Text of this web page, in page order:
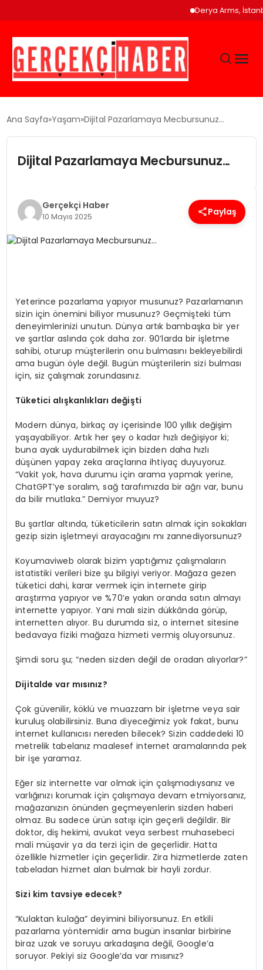
Derya Arms, İstanbul
GÜNCEL
MAGAZIN
TEKNOLOJI
YAŞAM
Ana Sayfa Yaşam Dijital Pazarlamaya Mecbursunuz…
Dijital Pazarlamaya Mecbursunuz…
Gerçekçi Haber
10 Mayıs 2025 Paylaş
Yeterince pazarlama yapıyor musunuz? Pazarlamanın
sizin için önemini biliyor musunuz? Geçmişteki tüm
deneyimlerinizi unutun. Dünya artık bambaşka bir yer
ve şartlar aslında çok daha zor. 90’larda bir işletme
sahibi, oturup müşterilerin onu bulmasını bekleyebilirdi
ama bugün öyle değil. Bugün müşterilerin sizi bulması
için, siz çalışmak zorundasınız.
Tüketici alışkanlıkları değişti
Modern dünya, birkaç ay içerisinde 100 yıllık değişim
yaşayabiliyor. Artık her şey o kadar hızlı değişiyor ki;
buna ayak uydurabilmek için bizden daha hızlı
düşünen yapay zeka araçlarına ihtiyaç duyuyoruz.
“Vakit yok, hava durumu için arama yapmak yerine,
ChatGPT’ye soralım, sağ tarafımızda bir ağrı var, bunu
da bilir mutlaka.” Demiyor muyuz?
Bu şartlar altında, tüketicilerin satın almak için sokakları
gezip sizin işletmeyi arayacağını mı zannediyorsunuz?
Koyumaviweb olarak bizim yaptığımız çalışmaların
istatistiki verileri bize şu bilgiyi veriyor. Mağaza gezen
tüketici dahi, karar vermek için internete girip
araştırma yapıyor ve %70’e yakın oranda satın almayı
internette yapıyor. Yani malı sizin dükkânda görüp,
internetten alıyor. Bu durumda siz, o internet sitesine
bedavaya fiziki mağaza hizmeti vermiş oluyorsunuz.
Şimdi soru şu; “neden sizden değil de oradan alıyorlar?”
Dijitalde var mısınız?
Çok güvenilir, köklü ve muazzam bir işletme veya sair
kuruluş olabilirsiniz. Buna diyeceğimiz yok fakat, bunu
internet kullanıcısı nereden bilecek? Sizin caddedeki 10
metrelik tabelanız maalesef internet aramalarında pek
bir işe yaramaz.
Eğer siz internette var olmak için çalışmadıysanız ve
varlığınızı korumak için çalışmaya devam etmiyorsanız,
mağazanızın önünden geçmeyenlerin sizden haberi
olmaz. Bu sadece ürün satışı için geçerli değildir. Bir
doktor, diş hekimi, avukat veya serbest muhasebeci
mali müşavir ya da terzi için de geçerlidir. Hatta
özellikle hizmetler için geçerlidir. Zira hizmetlerde zaten
tabeladan hizmet alan bulmak bir hayli zordur.
Sizi kim tavsiye edecek?
“Kulaktan kulağa” deyimini biliyorsunuz. En etkili
pazarlama yöntemidir ama bugün insanlar birbirine
biraz uzak ve soruyu arkadaşına değil, Google’a
soruyor. Pekiyi siz Google’da var mısınız?